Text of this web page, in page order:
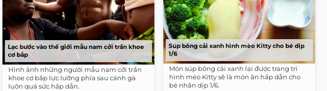
Lạc bước vào thế giới mẫu nam cởi trần khoe
cơ bắp
Hình ảnh những người mẫu nam cởi trần
khoe cơ bắp lực lưỡng phía sau cánh gà
luôn quá sức hấp dẫn.
Súp bông cải xanh hình mèo Kitty cho bé dịp
1/6
Món súp bông cải xanh lại được trang trí
hình mèo Kitty sẽ là món ăn hấp dẫn cho
bé nhân dịp 1/6.